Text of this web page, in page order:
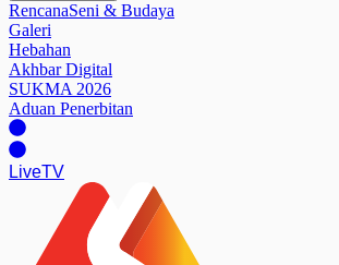
RencanaSeni & Budaya
Galeri
Hebahan
Akhbar Digital
SUKMA 2026
Aduan Penerbitan
LiveTV